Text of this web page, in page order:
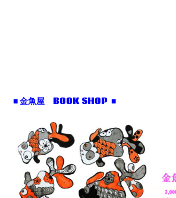
■ 金魚屋 BOOK SHOP ■